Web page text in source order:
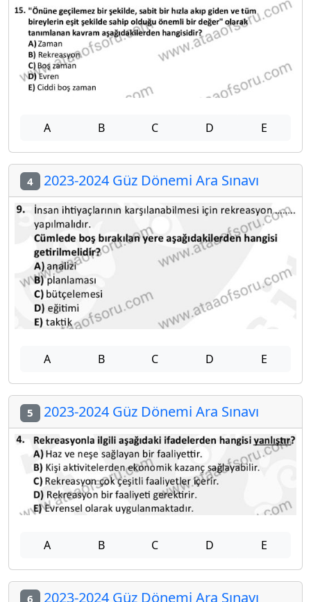
A B C D E
4 2023-2024 Güz Dönemi Ara Sınavı
A B C D E
5 2023-2024 Güz Dönemi Ara Sınavı
A B C D E
6 2023-2024 Güz Dönemi Ara Sınavı